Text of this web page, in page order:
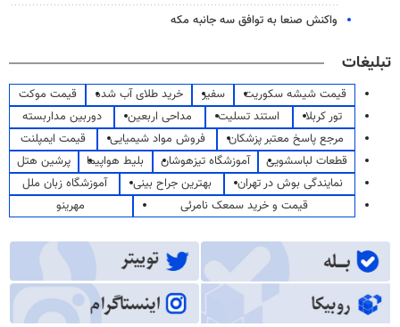
واکنش صنعا به توافق سه جانبه مکه
تبلیغات
قیمت شیشه سکوریت سفیر خرید طلای آب شده
قیمت موکت
تور کربلا
استند تسلیت مداحی اربعین
دوربین مداربسته
مرجع پاسخ معتبر پزشکان
فروش مواد شیمیایی
قیمت ایمپلنت
قطعات لباسشویی
آموزشگاه تیزهوشان بلیط هواپیما
پرشین هتل
نمایندگی بوش در تهران
بهترین جراح بینی
آموزشگاه زبان ملل
قیمت و خرید سمعک نامرئی
مهرینو